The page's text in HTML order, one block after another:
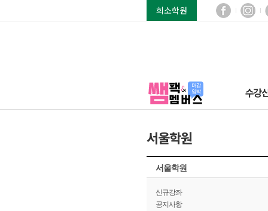
희소학원
수강
서울학원
서울학원
신규강좌
공지사항